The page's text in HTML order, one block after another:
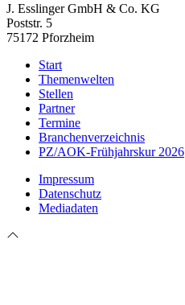
J. Esslinger GmbH & Co. KG
Poststr. 5
75172 Pforzheim
Start
Themenwelten
Stellen
Partner
Termine
Branchenverzeichnis
PZ/AOK-Frühjahrskur 2026
Impressum
Datenschutz
Mediadaten